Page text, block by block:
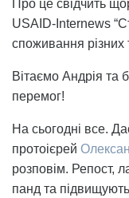
Про це свідчить
USAID-Internews
споживання різних
Вітаємо Андрія та
перемог!
На сьогодні все.
протоієрей
розповім. Репост,
панд та підвищують